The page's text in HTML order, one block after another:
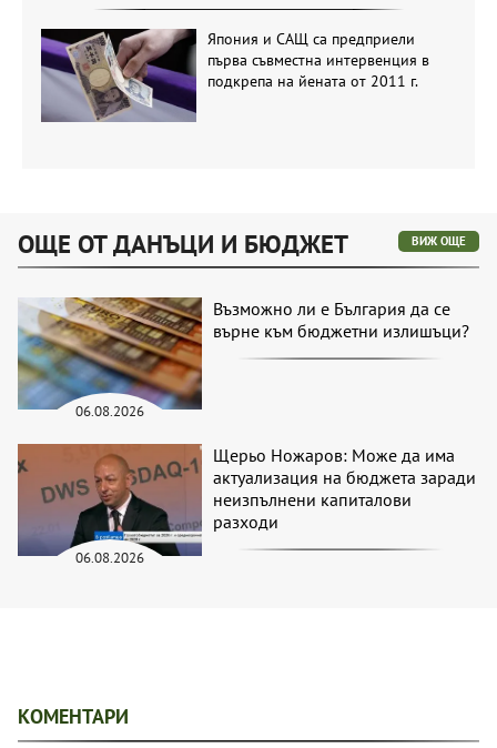
Япония и САЩ са предприели
първа съвместна интервенция в
подкрепа на йената от 2011 г.
ОЩЕ ОТ ДАНЪЦИ И БЮДЖЕТ ВИЖ ОЩЕ
06.08.2026
Възможно ли е България да се
върне към бюджетни излишъци?
06.08.2026
Щерьо Ножаров: Може да има
актуализация на бюджета заради
неизпълнени капиталови
разходи
КОМЕНТАРИ